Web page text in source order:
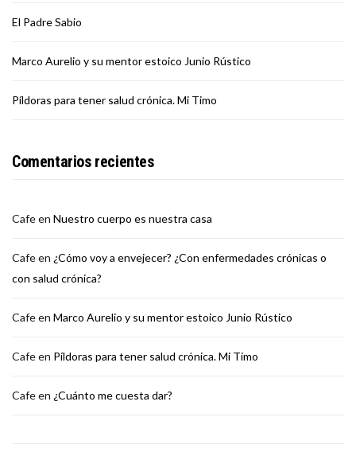
El Padre Sabio
Marco Aurelio y su mentor estoico Junio Rústico
Píldoras para tener salud crónica. Mi Timo
Comentarios recientes
Cafeen Nuestro cuerpo es nuestra casa
Cafeen ¿Cómo voy a envejecer? ¿Con enfermedades crónicas o
con salud crónica?
Cafeen Marco Aurelio y su mentor estoico Junio Rústico
Cafeen Píldoras para tener salud crónica. Mi Timo
Cafeen ¿Cuánto me cuesta dar?